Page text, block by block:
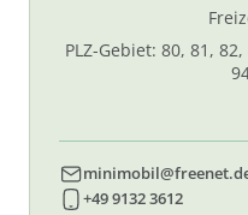
PLZ-Gebiet: 80, 81,
+49 9132 3612